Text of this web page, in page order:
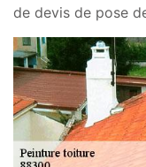
de devis de pose